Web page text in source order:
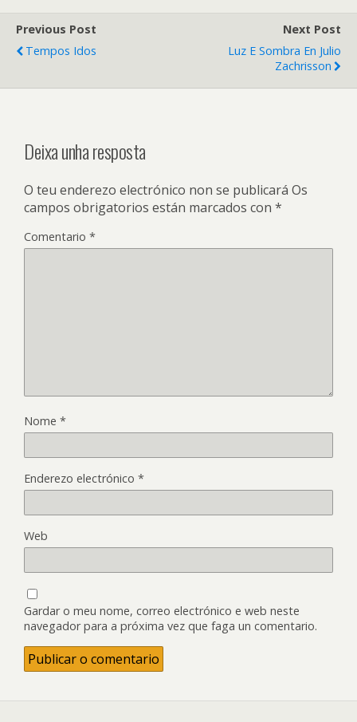
Previous Post
Tempos Idos
Next Post
Luz E Sombra En Julio
Zachrisson
Deixa unha resposta
O teu enderezo electrónico non se publicará Os
campos obrigatorios están marcados con *
Comentario *
Nome *
Enderezo electrónico *
Web
Gardar o meu nome, correo electrónico e web neste
navegador para a próxima vez que faga un comentario.